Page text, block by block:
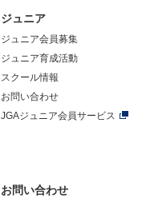
ジュニア
ジュニア会員募集
ジュニア育成活動
スクール情報
お問い合わせ
JGAジュニア会員サービス
お問い合わせ